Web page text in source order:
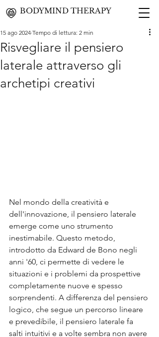
BODYMIND THERAPY
Risvegliare il pensiero
laterale attraverso gli
archetipi creativi
15 ago 2024 Tempo di lettura: 2 min
Nel mondo della creatività e
dell'innovazione, il pensiero laterale
emerge come uno strumento
inestimabile. Questo metodo,
introdotto da Edward de Bono negli
anni '60, ci permette di vedere le
situazioni e i problemi da prospettive
completamente nuove e spesso
sorprendenti. A differenza del pensiero
logico, che segue un percorso lineare
e prevedibile, il pensiero laterale fa
salti intuitivi e a volte sembra non avere